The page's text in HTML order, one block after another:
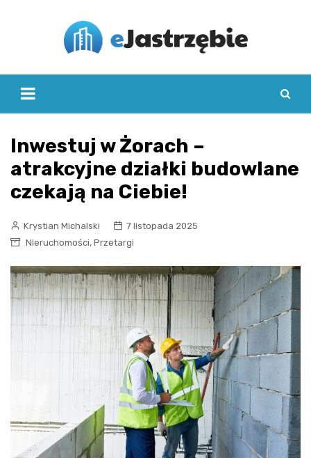
Inwestuj w Żorach –
atrakcyjne działki budowlane
czekają na Ciebie!
Krystian Michalski
7 listopada 2025
Nieruchomości, Przetargi